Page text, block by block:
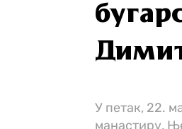
У петак, 22.
манастиру,